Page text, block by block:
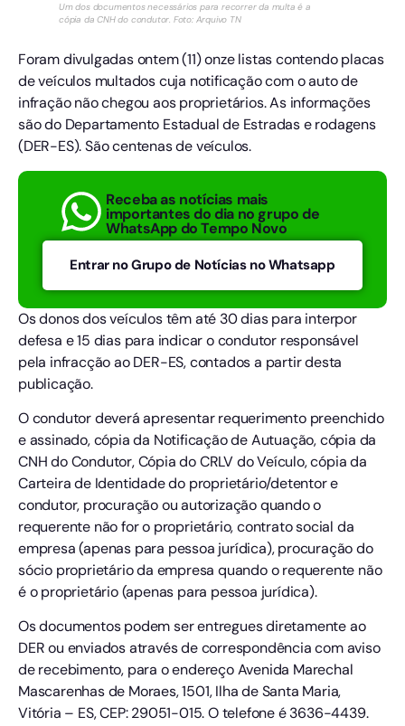
Um dos documentos necessários para recorrer da multa é a
cópia da CNH do condutor. Foto: Arquivo TN
Foram divulgadas ontem (11) onze listas contendo placas
de veículos multados cuja notificação com o auto de
infração não chegou aos proprietários. As informações
são do Departamento Estadual de Estradas e rodagens
(DER-ES). São centenas de veículos.
Receba as notícias mais
importantes do dia no grupo de
WhatsApp do Tempo Novo
Entrar no Grupo de Notícias no Whatsapp
Os donos dos veículos têm até 30 dias para interpor
defesa e 15 dias para indicar o condutor responsável
pela infracção ao DER-ES, contados a partir desta
publicação.
O condutor deverá apresentar requerimento preenchido
e assinado, cópia da Notificação de Autuação, cópia da
CNH do Condutor, Cópia do CRLV do Veículo, cópia da
Carteira de Identidade do proprietário/detentor e
condutor, procuração ou autorização quando o
requerente não for o proprietário, contrato social da
empresa (apenas para pessoa jurídica), procuração do
sócio proprietário da empresa quando o requerente não
é o proprietário (apenas para pessoa jurídica).
Os documentos podem ser entregues diretamente ao
DER ou enviados através de correspondência com aviso
de recebimento, para o endereço Avenida Marechal
Mascarenhas de Moraes, 1501, Ilha de Santa Maria,
Vitória – ES, CEP: 29051-015. O telefone é 3636-4439.